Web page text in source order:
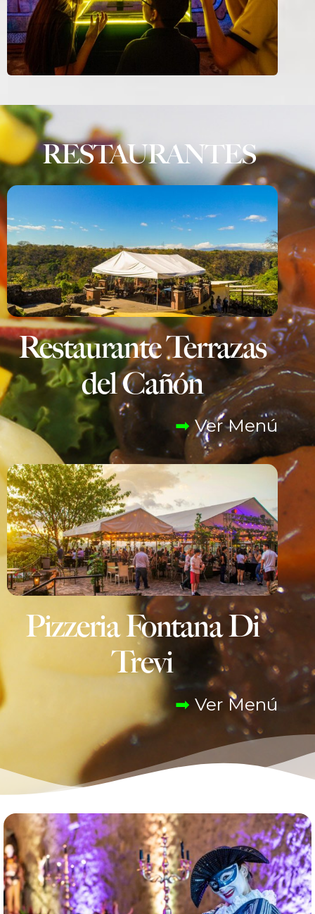
RESTAURANTES
Restaurante Terrazas
del Cañón
➡ Ver Menú
Pizzeria Fontana Di
Trevi
➡ Ver Menú